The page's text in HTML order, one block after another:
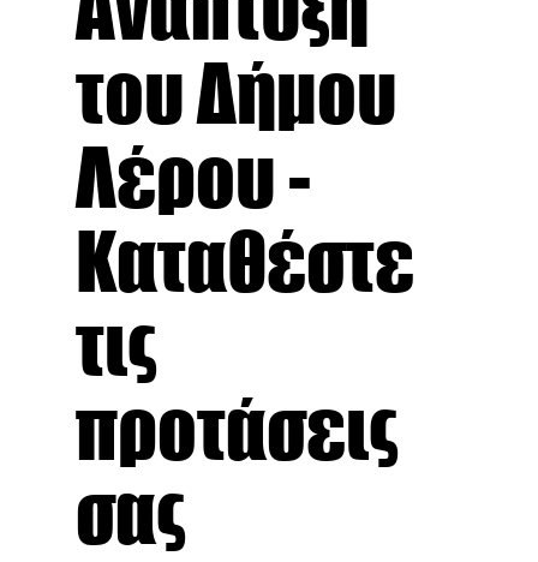
του Δήμου
Λέρου -
Καταθέστε
τις
προτάσεις
σας